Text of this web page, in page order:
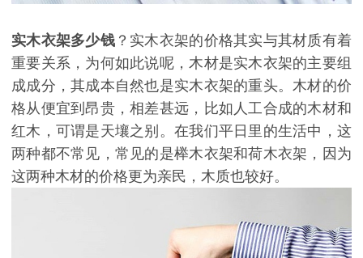
实木衣架多少钱？实木衣架的价格其实与其材质有着
重要关系，为何如此说呢，木材是实木衣架的主要组
成成分，其成本自然也是实木衣架的重头。木材的价
格从便宜到昂贵，相差甚远，比如人工合成的木材和
红木，可谓是天壤之别。在我们平日里的生活中，这
两种都不常见，常见的是榉木衣架和荷木衣架，因为
这两种木材的价格更为亲民，木质也较好。